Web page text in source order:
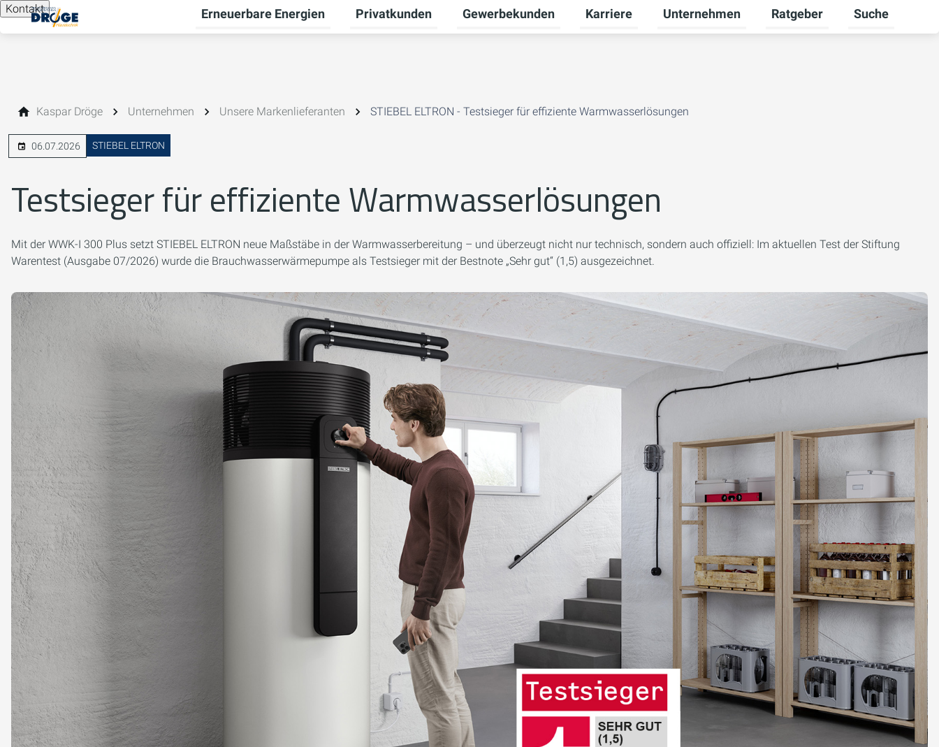
Kontakt Erneuerbare Energien
Untermenü für Erneuerbare Energien umschalten
Privatkunden
Untermenü für Privatkunden umschalten
Gewerbekunden
Untermenü für Gewerbekunden umschalten
Karriere
Untermenü für Karriere umschalten
Unternehmen
Untermenü für Unternehmen
Ratgeber
Untermenü für
Suche
Kaspar Dröge Unternehmen Unsere Markenlieferanten STIEBEL ELTRON - Testsieger für effiziente Warmwasserlösungen
06.07.2026 STIEBEL ELTRON
Testsieger für effiziente Warmwasserlösungen
Mit der WWK-I 300 Plus setzt STIEBEL ELTRON neue Maßstäbe in der Warmwasserbereitung – und überzeugt nicht nur technisch, sondern auch offiziell: Im aktuellen Test der Stiftung
Warentest (Ausgabe 07/2026) wurde die Brauchwasserwärmepumpe als Testsieger mit der Bestnote „Sehr gut“ (1,5) ausgezeichnet.